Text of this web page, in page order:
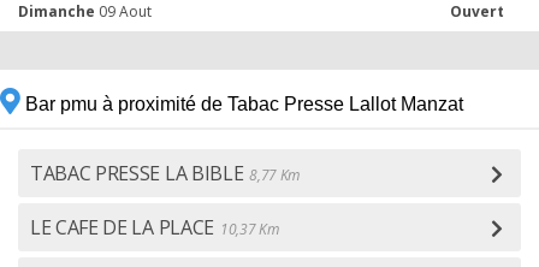
Dimanche 09 Aout Ouvert
Bar pmu à proximité de Tabac Presse Lallot Manzat
TABAC PRESSE LA BIBLE 8,77 Km
LE CAFE DE LA PLACE 10,37 Km